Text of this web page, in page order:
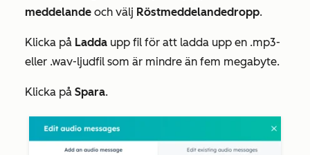
meddelande och välj Röstmeddelandedropp.
Klicka på Ladda upp fil för att ladda upp en .mp3-
eller .wav-ljudfil som är mindre än fem megabyte.
Klicka på Spara.